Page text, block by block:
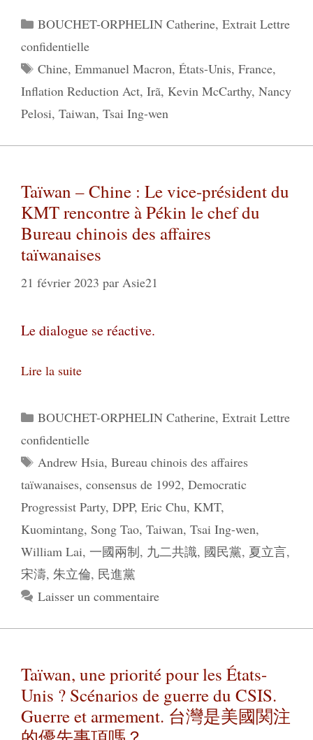
Catégories
BOUCHET-ORPHELIN Catherine, Extrait Lettre
confidentielle
Étiquettes
Chine, Emmanuel Macron, États-Unis, France,
Inflation Reduction Act, Irã, Kevin McCarthy, Nancy
Pelosi, Taiwan, Tsai Ing-wen
Taïwan – Chine : Le vice-président du
KMT rencontre à Pékin le chef du
Bureau chinois des affaires
taïwanaises
21 février 2023 par Asie21
Le dialogue se réactive.
Lire la suite
Catégories
BOUCHET-ORPHELIN Catherine, Extrait Lettre
confidentielle
Étiquettes
Andrew Hsia, Bureau chinois des affaires
taïwanaises, consensus de 1992, Democratic
Progressist Party, DPP, Eric Chu, KMT,
Kuomintang, Song Tao, Taiwan, Tsai Ing-wen,
William Lai, 一國兩制, 九二共識, 國民黨, 夏立言,
宋濤, 朱立倫, 民進黨
Laisser un commentaire
Taïwan, une priorité pour les États-
Unis ? Scénarios de guerre du CSIS.
Guerre et armement. 台灣是美國関注